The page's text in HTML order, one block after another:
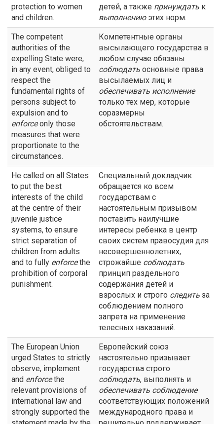
protection to women
and children.
детей, а также принуждать к
выполнениюэтих норм.
The competent
authorities of the
expelling State were,
in any event, obliged to
respect the
fundamental rights of
persons subject to
expulsion and to
enforceonly those
measures that were
proportionate to the
circumstances.
Компетентные органы
высылающего государства в
любом случае обязаны
соблюдать основные права
высылаемых лиц и
обеспечивать исполнение
только тех мер, которые
соразмерны
обстоятельствам.
He called on all States
to put the best
interests of the child
at the centre of their
juvenile justice
systems, to ensure
strict separation of
children from adults
and to fully enforcethe
prohibition of corporal
punishment.
Специальный докладчик
обращается ко всем
государствам с
настоятельным призывом
поставить наилучшие
интересы ребенка в центр
своих систем правосудия для
несовершеннолетних,
строжайше соблюдать
принцип раздельного
содержания детей и
взрослых и строго следить за
соблюдением полного
запрета на применение
телесных наказаний.
The European Union
urged States to strictly
observe, implement
and enforcethe
relevant provisions of
international law and
strongly supported the
Европейский союз
настоятельно призывает
государства строго
соблюдать, выполнять и
обеспечивать соблюдение
соответствующих положений
международного права и